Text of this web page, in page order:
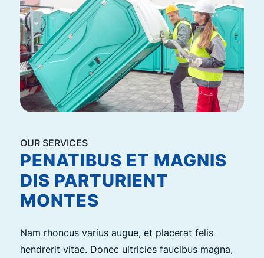
OUR SERVICES
PENATIBUS ET MAGNIS
DIS PARTURIENT
MONTES
Nam rhoncus varius augue, et placerat felis
hendrerit vitae. Donec ultricies faucibus magna,